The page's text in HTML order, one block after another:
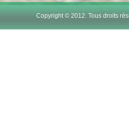
Copyright © 2012. Tous droits